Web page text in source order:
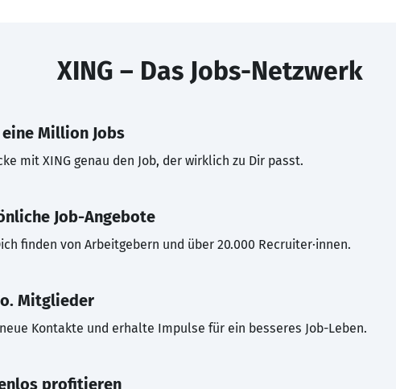
XING – Das Jobs-Netzwerk
Million Jobs
mit XING genau den Job, der wirklich zu Dir passt.
Job-Angebote
finden von Arbeitgebern und über 20.000 Recruiter·innen.
Mitglieder
Kontakte und erhalte Impulse für ein besseres Job-Leben.
profitieren